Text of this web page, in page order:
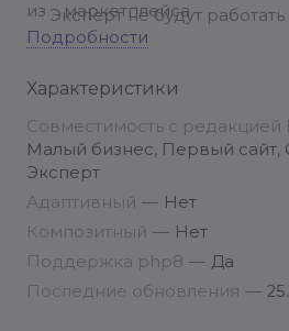
из маркетплейса.
Хостинг должен
техническим требованиям
Проверить соответствие
Эксперт не будут
Функционал условий
редакциях нет.
Гарантирована
актуальных версиях
Управление сайтом.
должен работать на
начиная с версии 14.0.8,
версиях не
Подробности
Характеристики
Совместимость с редакцией
Малый бизнес, Первый сайт,
Эксперт
Адаптивный — Нет
Композитный — Нет
Поддержка php8 — Да
Последние обновления —